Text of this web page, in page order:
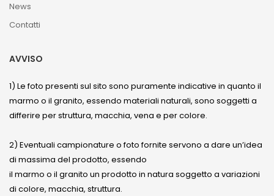
News
Contatti
AVVISO
1) Le foto presenti sul sito sono puramente indicative in quanto il
marmo o il granito, essendo materiali naturali, sono soggetti a
differire per struttura, macchia, vena e per colore.
2) Eventuali campionature o foto fornite servono a dare un’idea
di massima del prodotto, essendo
il marmo o il granito un prodotto in natura soggetto a variazioni
di colore, macchia, struttura.